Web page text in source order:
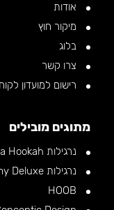
אודות
מיקור חוץ
בלוג
צרו קשר
רישום למועדון
מתוגים מובילים
נרגילות Alpha Hookah
נרגילות Amy Deluxe